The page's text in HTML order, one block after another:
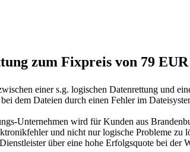
zum Fixpreis von 79 EUR
einer s.g. logischen Datenrettung und
dem Dateien durch einen Fehler im
Unternehmen wird für Kunden aus
und nicht nur logische Probleme zu
über eine hohe Erfolgsquote bei